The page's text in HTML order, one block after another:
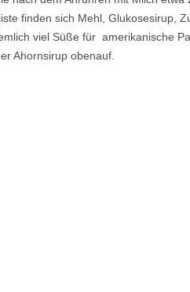
finden sich Mehl, Glukosesirup,
viel Süße für amerikanische
Ahornsirup obenauf.